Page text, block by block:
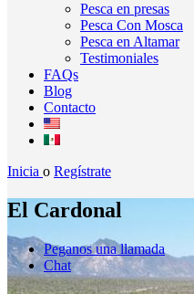
Pesca en presas
Pesca Con Mosca
Pesca en Altamar
Testimoniales
FAQs
Blog
Contacto
Inicia o Regístrate
El Cardonal
Peganos una llamada
Chat